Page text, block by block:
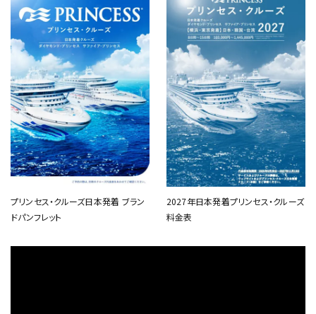
プリンセス・クルーズ日本発着 ブラン
ドパンフレット
2027年日本発着プリンセス・クルーズ
料金表